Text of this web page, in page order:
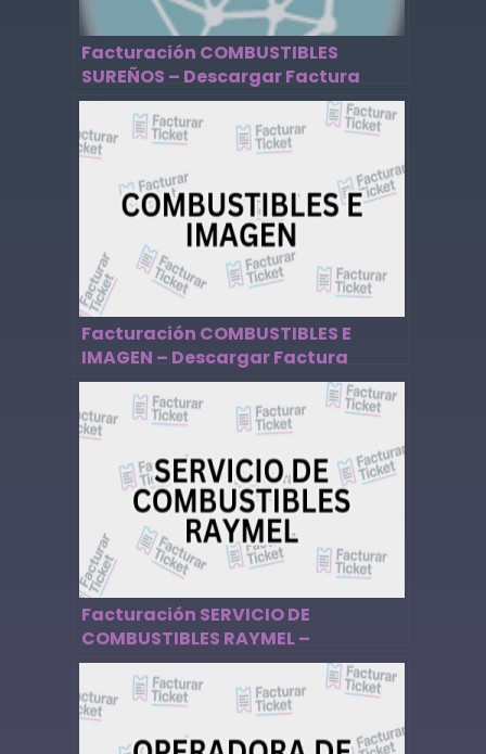
Facturación COMBUSTIBLES
SUREÑOS – Descargar Factura
Facturación COMBUSTIBLES E
IMAGEN – Descargar Factura
Facturación SERVICIO DE
COMBUSTIBLES RAYMEL –
Descargar Factura